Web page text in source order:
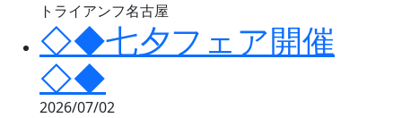
トライアンフ名古屋
◇◆七夕フェア開催
◇◆
2026/07/02